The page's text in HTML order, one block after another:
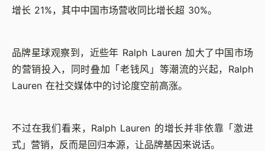
增长 21%，其中中国市场营收同比增长超 30%。
品牌星球观察到，近些年 Ralph Lauren 加大了中国市场
的营销投入，同时叠加「老钱风」等潮流的兴起，Ralph
Lauren 在社交媒体中的讨论度空前高涨。
不过在我们看来，Ralph Lauren 的增长并非依靠「激进
式」营销，反而是回归本源，让品牌基因来说话。